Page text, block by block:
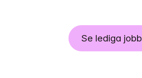
Se lediga jobb